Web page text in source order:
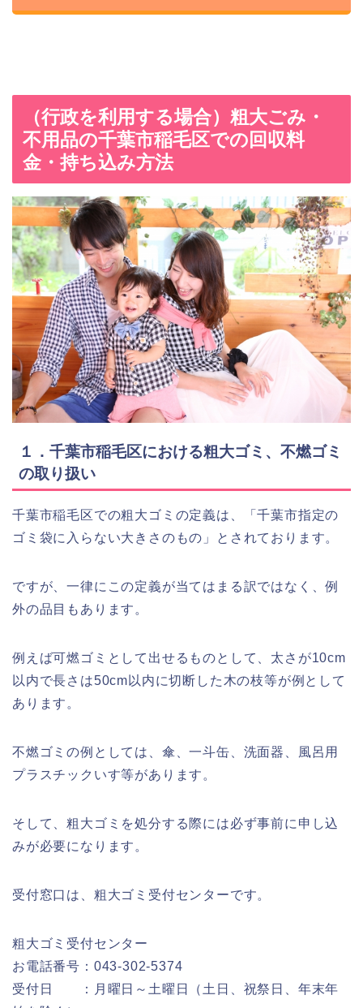
（行政を利用する場合）粗大ごみ・
不用品の千葉市稲毛区での回収料
金・持ち込み方法
１．千葉市稲毛区における粗大ゴミ、不燃ゴミ
の取り扱い
千葉市稲毛区での粗大ゴミの定義は、「千葉市指定の
ゴミ袋に入らない大きさのもの」とされております。
ですが、一律にこの定義が当てはまる訳ではなく、例
外の品目もあります。
例えば可燃ゴミとして出せるものとして、太さが10cm
以内で長さは50cm以内に切断した木の枝等が例として
あります。
不燃ゴミの例としては、傘、一斗缶、洗面器、風呂用
プラスチックいす等があります。
そして、粗大ゴミを処分する際には必ず事前に申し込
みが必要になります。
受付窓口は、粗大ゴミ受付センターです。
粗大ゴミ受付センター
お電話番号：043-302-5374
受付日 ：月曜日～土曜日（土日、祝祭日、年末年